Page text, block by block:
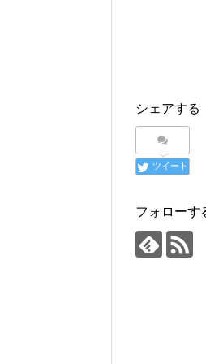
シェアする
ツイート
フォローす